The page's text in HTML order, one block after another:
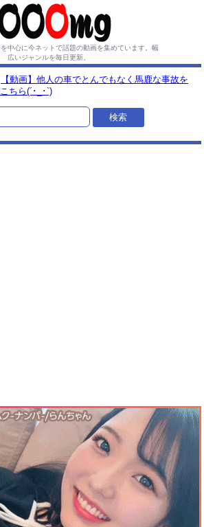
中心に今ネットで話題の動画を集めています。 幅
広いジャンルを毎日更新。
【動画】他人の車でとんでもなく馬鹿な事故を
ちら(´･_･`)